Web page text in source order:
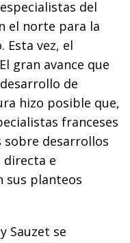
del
el norte para la
Esta vez, el
gran avance que
de
hizo posible que,
franceses
sobre desarrollos
directa e
sus planteos
Sauzet se